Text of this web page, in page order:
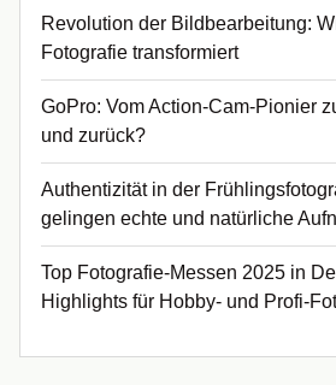
Revolution der Bildbearbeitung:
Fotografie transformiert
GoPro: Vom Action-Cam-Pionier
und zurück?
Authentizität in der
gelingen echte und natürliche
Top Fotografie-Messen 2025 in
Highlights für Hobby- und Profi-